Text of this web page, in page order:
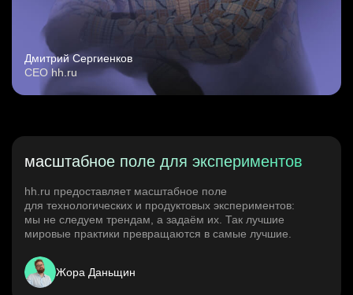
Дмитрий Сергиенков
CEO hh.ru
масштабное поле для экспериментов
hh.ru предоставляет масштабное поле
для технологических и продуктовых экспериментов:
мы не следуем трендам, а задаём их. Так лучшие
мировые практики превращаются в самые лучшие.
Жора Даньщин